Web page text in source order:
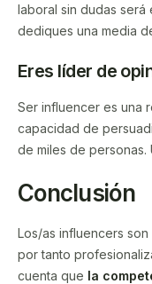
laboral sin dudas
dediques una media
Eres líder de
Ser influencer es una
capacidad de
de miles de personas.
Conclusión
Los/as influencers
por tanto
cuenta que la